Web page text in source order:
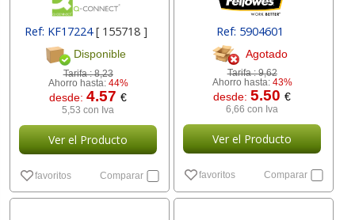
Ref: KF17224[ 155718 ]
Disponible
Tarifa :8,23
Ahorro hasta: 44%
desde:4.57€
5,53 con Iva
Ver el Producto
favoritos Comparar
Ref: 5904601
Agotado
Tarifa :9,62
Ahorro hasta: 43%
desde:5.50€
6,66 con Iva
Ver el Producto
favoritos Comparar